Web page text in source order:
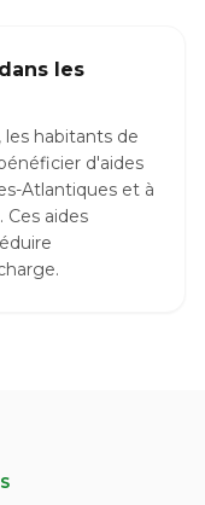
les
les habitants de
d'aides
Atlantiques et à
Ces aides